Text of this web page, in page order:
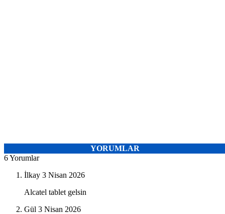
YORUMLAR
6 Yorumlar
İlkay 3 Nisan 2026
Alcatel tablet gelsin
Gül 3 Nisan 2026